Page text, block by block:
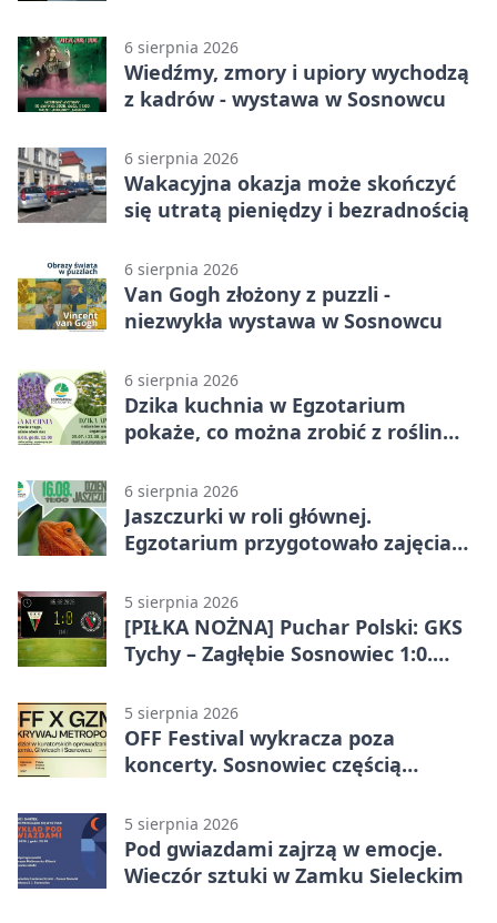
6 sierpnia 2026
Wiedźmy, zmory i upiory wychodzą
z kadrów - wystawa w Sosnowcu
6 sierpnia 2026
Wakacyjna okazja może skończyć
się utratą pieniędzy i bezradnością
6 sierpnia 2026
Van Gogh złożony z puzzli -
niezwykła wystawa w Sosnowcu
6 sierpnia 2026
Dzika kuchnia w Egzotarium
pokaże, co można zrobić z roślin
6 sierpnia 2026
Jaszczurki w roli głównej.
Egzotarium przygotowało zajęcia
5 sierpnia 2026
[PIŁKA NOŻNA] Puchar Polski: GKS
Tychy – Zagłębie Sosnowiec 1:0.
przed przerwą
5 sierpnia 2026
OFF Festival wykracza poza
koncerty. Sosnowiec częścią
5 sierpnia 2026
Pod gwiazdami zajrzą w emocje.
Wieczór sztuki w Zamku Sieleckim